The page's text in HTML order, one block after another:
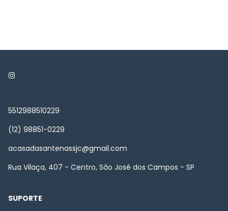
5512988510229
(12) 98851-0229
acasadasantenassjc@gmail.com
Rua Vilaça, 407 - Centro, Sâo José dos Campos - SP
SUPORTE